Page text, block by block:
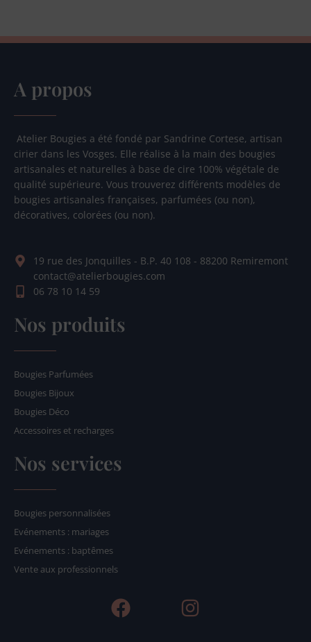
A propos
Atelier Bougies a été fondé par Sandrine Cortese, artisan
cirier dans les Vosges. Elle réalise à la main des bougies
artisanales et naturelles à base de cire 100% végétale de
qualité supérieure. Vous trouverez différents modèles de
bougies artisanales françaises, parfumées (ou non),
décoratives, colorées (ou non).
19 rue des Jonquilles - B.P. 40 108 - 88200 Remiremont
contact@atelierbougies.com
06 78 10 14 59
Nos produits
Bougies Parfumées
Bougies Bijoux
Bougies Déco
Accessoires et recharges
Nos services
Bougies personnalisées
Evénements : mariages
Evénements : baptêmes
Vente aux professionnels
F
a
I
n